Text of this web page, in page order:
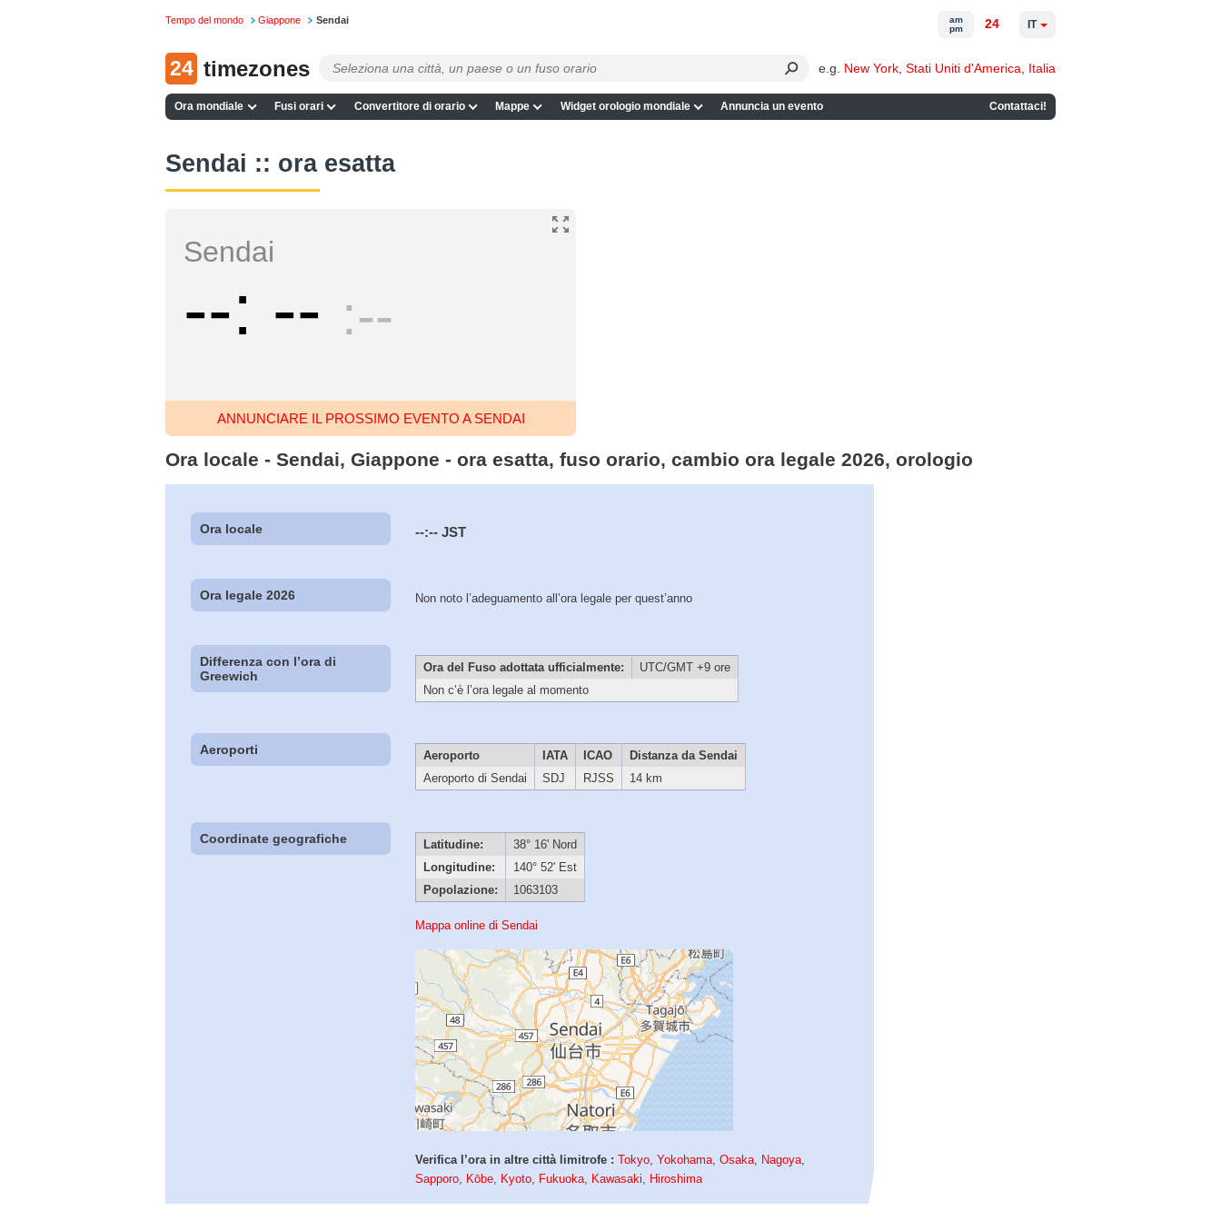
Tempo del mondo Giappone Sendai
24 timezones e.g. New York Stati Uniti d'America Italia
Ora mondiale Fusi orari Convertitore di orario Mappe Widget orologio mondiale Annuncia un evento Contattaci!
am
pm
24 IT
Sendai :: ora esatta
Sendai
-- -- --
ANNUNCIARE IL PROSSIMO EVENTO A SENDAI
Ora locale - Sendai, Giappone - ora esatta, fuso orario, cambio ora legale 2026, orologio
Ora locale --:-- JST
Ora legale 2026 Non noto l’adeguamento all’ora legale per quest’anno
Differenza con l’ora di
Greewich
Ora del Fuso adottata ufficialmente:
UTC/GMT +9 ore
Non c’è l’ora legale al momento
Aeroporti Aeroporto IATA ICAO
Distanza da Sendai
Aeroporto di Sendai
SDJ RJSS 14 km
Coordinate geografiche Latitudine:
38° 16' Nord
Longitudine:
140° 52' Est
Popolazione:
1063103
Mappa online di Sendai
Verifica l’ora in altre città limitrofe : Tokyo,Yokohama,Osaka, Nagoya,
Sapporo, Kōbe, Kyoto, Fukuoka, Kawasaki, Hiroshima